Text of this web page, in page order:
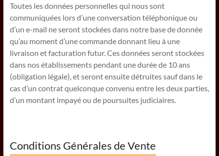
Toutes les données personnelles qui nous sont
communiquées lors d’une conversation téléphonique ou
d’un e-mail ne seront stockées dans notre base de donnée
qu’au moment d’une commande donnant lieu à une
livraison et facturation futur. Ces données seront stockées
dans nos établissements pendant une durée de 10 ans
(obligation légale), et seront ensuite détruites sauf dans le
cas d’un contrat quelconque convenu entre les deux parties,
d’un montant impayé ou de poursuites judiciaires.
Conditions Générales de Vente